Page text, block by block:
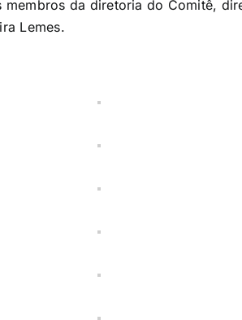
da diretoria do Comitê,
Lemes.